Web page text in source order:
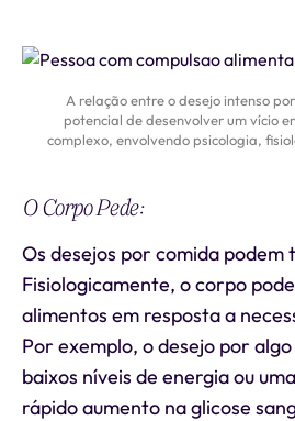
A relação entre o desejo intenso
potencial de desenvolver um vício
complexo, envolvendo psicologia,
O Corpo Pede:
Os desejos por comida
Fisiologicamente, o corpo
alimentos em resposta a
Por exemplo, o desejo por
baixos níveis de energia ou
rápido aumento na glicose